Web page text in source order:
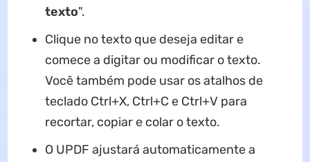
texto".
Clique no texto que deseja editar e
comece a digitar ou modificar o texto.
Você também pode usar os atalhos de
teclado Ctrl+X, Ctrl+C e Ctrl+V para
recortar, copiar e colar o texto.
O UPDF ajustará automaticamente a